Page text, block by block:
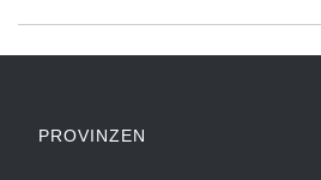
PROVINZEN